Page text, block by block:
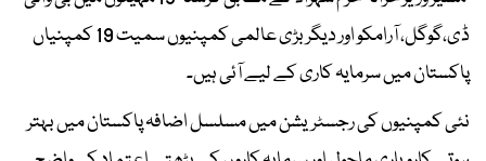
ڈی،گوگل، آرامکو اور دیگر بڑی عالمی کمپنیوں سمیت 19 کمپنیاں
پاکستان میں سرمایہ کاری کے لیے آئی ہیں۔
نئی کمپنیوں کی رجسٹریشن میں مسلسل اضافہ پاکستان میں بہتر